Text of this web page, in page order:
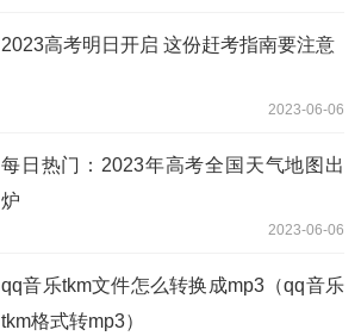
2023高考明日开启 这份赶考指南要注意
2023-06-06
每日热门：2023年高考全国天气地图出
炉
2023-06-06
qq音乐tkm文件怎么转换成mp3（qq音乐
tkm格式转mp3）